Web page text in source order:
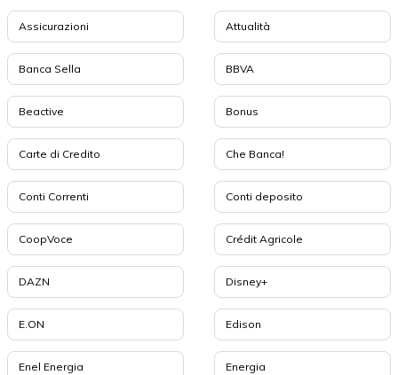
Assicurazioni Attualità
Banca Sella BBVA
Beactive Bonus
Carte di Credito Che Banca!
Conti Correnti Conti deposito
CoopVoce Crédit Agricole
DAZN Disney+
E.ON Edison
Enel Energia Energia